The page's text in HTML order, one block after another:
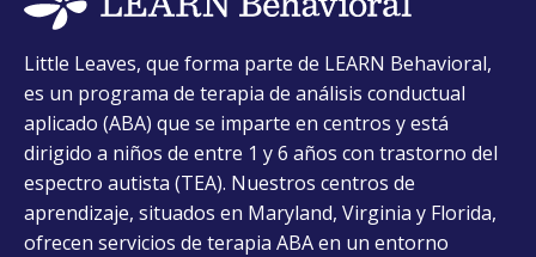
in
a
new
tab
Little Leaves, que forma parte de LEARN Behavioral,
es un programa de terapia de análisis conductual
aplicado (ABA) que se imparte en centros y está
dirigido a niños de entre 1 y 6 años con trastorno del
espectro autista (TEA). Nuestros centros de
aprendizaje, situados en Maryland, Virginia y Florida,
ofrecen servicios de terapia ABA en un entorno